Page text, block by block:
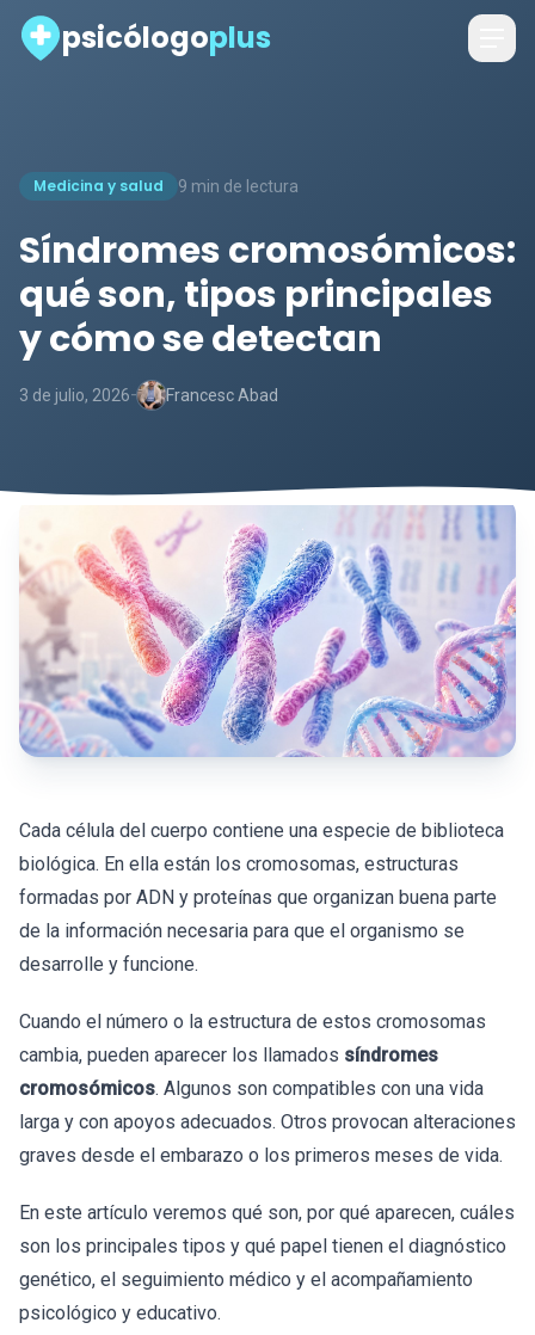
psicólogoplus
Medicina y salud 9 min de lectura
Síndromes cromosómicos:
qué son, tipos principales
y cómo se detectan
3 de julio, 2026- Francesc Abad
Cada célula del cuerpo contiene una especie de biblioteca
biológica. En ella están los cromosomas, estructuras
formadas por ADN y proteínas que organizan buena parte
de la información necesaria para que el organismo se
desarrolle y funcione.
Cuando el número o la estructura de estos cromosomas
cambia, pueden aparecer los llamados síndromes
cromosómicos. Algunos son compatibles con una vida
larga y con apoyos adecuados. Otros provocan alteraciones
graves desde el embarazo o los primeros meses de vida.
En este artículo veremos qué son, por qué aparecen, cuáles
son los principales tipos y qué papel tienen el diagnóstico
genético, el seguimiento médico y el acompañamiento
psicológico y educativo.